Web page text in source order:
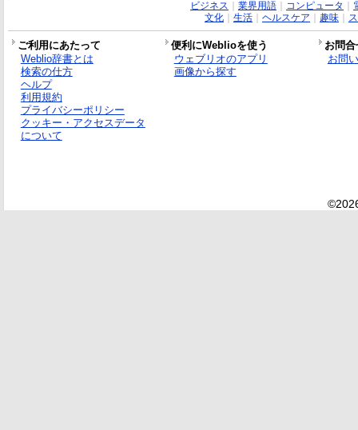
ビジネス 業界用語｜ コンピュータ
文化｜ 生活｜ ヘルスケア 趣味｜
ご利用にあたって 便利にWeblioを使う
お問
Weblio辞書とは
検索の仕方
ヘルプ
利用規約
プライバシーポリシー
クッキー・アクセスデータ
について
ウェブリオのアプリ
画像から探す
お問